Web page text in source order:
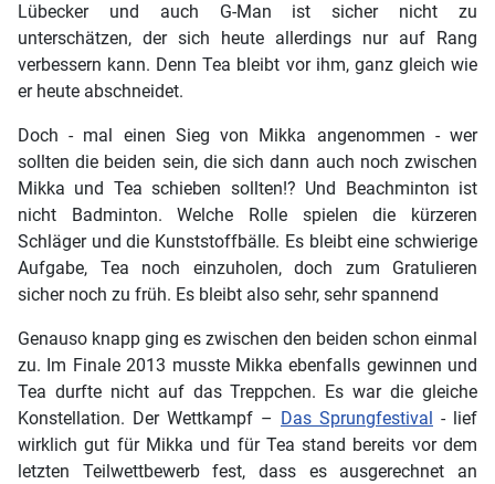
Lübecker und auch G-Man ist sicher nicht zu
unterschätzen, der sich heute allerdings nur auf Rang
verbessern kann. Denn Tea bleibt vor ihm, ganz gleich wie
er heute abschneidet.
Doch - mal einen Sieg von Mikka angenommen - wer
sollten die beiden sein, die sich dann auch noch zwischen
Mikka und Tea schieben sollten!? Und Beachminton ist
nicht Badminton. Welche Rolle spielen die kürzeren
Schläger und die Kunststoffbälle. Es bleibt eine schwierige
Aufgabe, Tea noch einzuholen, doch zum Gratulieren
sicher noch zu früh. Es bleibt also sehr, sehr spannend
Genauso knapp ging es zwischen den beiden schon einmal
zu. Im Finale 2013 musste Mikka ebenfalls gewinnen und
Tea durfte nicht auf das Treppchen. Es war die gleiche
Konstellation. Der Wettkampf – Das Sprungfestival - lief
wirklich gut für Mikka und für Tea stand bereits vor dem
letzten Teilwettbewerb fest, dass es ausgerechnet an